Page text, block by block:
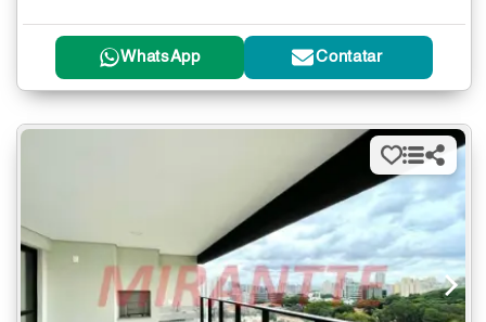
WhatsApp Contatar